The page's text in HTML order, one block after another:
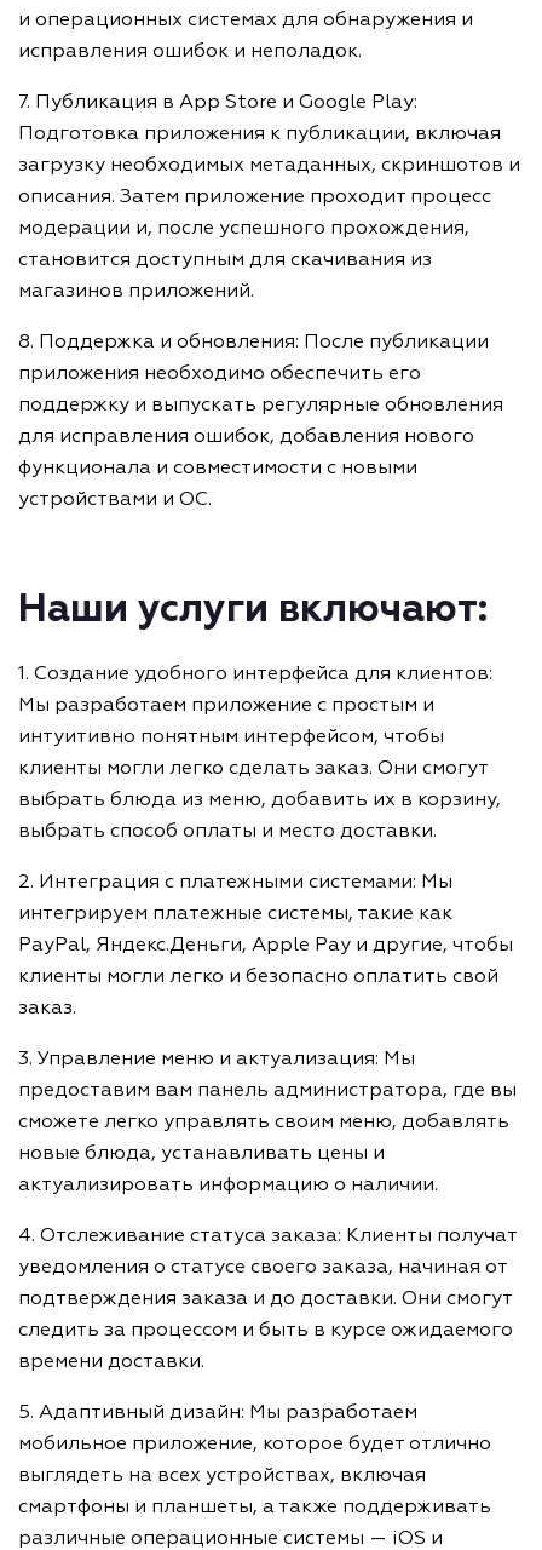
и операционных системах для обнаружения и
исправления ошибок и неполадок.
7. Публикация в App Store и Google Play:
Подготовка приложения к публикации, включая
загрузку необходимых метаданных, скриншотов и
описания. Затем приложение проходит процесс
модерации и, после успешного прохождения,
становится доступным для скачивания из
магазинов приложений.
8. Поддержка и обновления: После публикации
приложения необходимо обеспечить его
поддержку и выпускать регулярные обновления
для исправления ошибок, добавления нового
функционала и совместимости с новыми
устройствами и ОС.
Наши услуги включают:
1. Создание удобного интерфейса для клиентов:
Мы разработаем приложение с простым и
интуитивно понятным интерфейсом, чтобы
клиенты могли легко сделать заказ. Они смогут
выбрать блюда из меню, добавить их в корзину,
выбрать способ оплаты и место доставки.
2. Интеграция с платежными системами: Мы
интегрируем платежные системы, такие как
PayPal, Яндекс.Деньги, Apple Pay и другие, чтобы
клиенты могли легко и безопасно оплатить свой
заказ.
3. Управление меню и актуализация: Мы
предоставим вам панель администратора, где вы
сможете легко управлять своим меню, добавлять
новые блюда, устанавливать цены и
актуализировать информацию о наличии.
4. Отслеживание статуса заказа: Клиенты получат
уведомления о статусе своего заказа, начиная от
подтверждения заказа и до доставки. Они смогут
следить за процессом и быть в курсе ожидаемого
времени доставки.
5. Адаптивный дизайн: Мы разработаем
мобильное приложение, которое будет отлично
выглядеть на всех устройствах, включая
смартфоны и планшеты, а также поддерживать
различные операционные системы — iOS и